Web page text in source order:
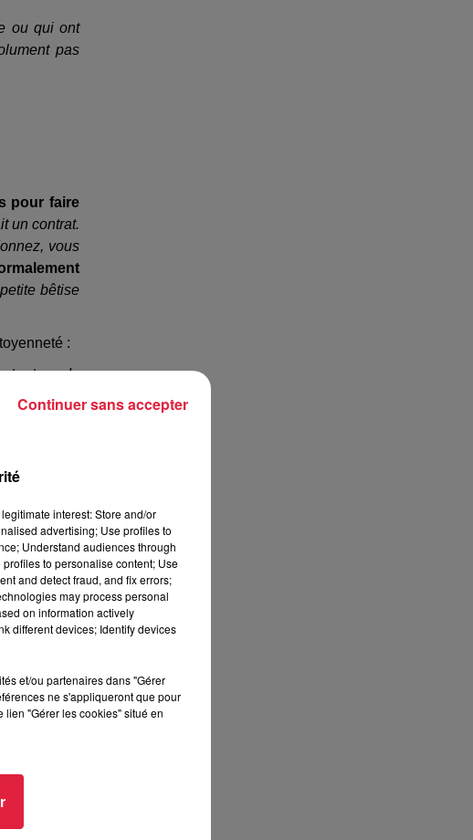
ou qui ont
pas
pour faire
un contrat.
vous
bêtise
:
type de
mais nous
qu’on
On est
:
de
à
interest: Store and/or
advertising; Use profiles to
Understand audiences through
to personalise content; Use
and detect fraud, and fix errors;
may process personal
on information actively
different devices; Identify devices
et/ou partenaires dans "Gérer
ne s'appliqueront que pour
lien "Gérer les cookies" situé en
Continuer sans accepter